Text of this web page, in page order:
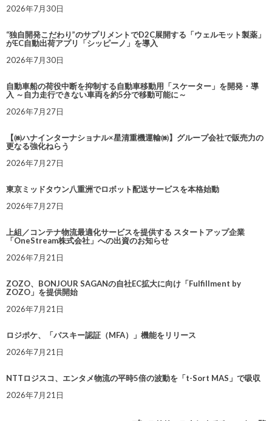
2026年7月30日
“独自開発こだわり”のサプリメントでD2C展開する「ウェルモット製薬」
がEC自動出荷アプリ「シッピーノ」を導入
2026年7月30日
自動車船の荷役中断を抑制する自動車移動用「スケーター」を開発・導
入 ～自力走行できない車両を約5分で移動可能に～
2026年7月27日
【㈱ハナインターナショナル×星清重機運輸㈱】グループ会社で販売力の
更なる強化ねらう
2026年7月27日
東京ミッドタウン八重洲でロボット配送サービスを本格始動
2026年7月27日
上組／コンテナ物流最適化サービスを提供する スタートアップ企業
「OneStream株式会社」への出資のお知らせ
2026年7月21日
ZOZO、BONJOUR SAGANの自社EC拡大に向け「Fulfillment by
ZOZO」を提供開始
2026年7月21日
ロジポケ、「パスキー認証（MFA）」機能をリリース
2026年7月21日
NTTロジスコ、エンタメ物流の平時5倍の波動を「t-Sort MAS」で吸収
2026年7月21日